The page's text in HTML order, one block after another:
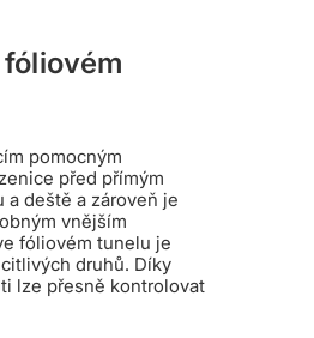
pomocným
před přímým
a deště a zároveň je
vnějším
fóliovém tunelu je
druhů. Díky
lze přesně kontrolovat